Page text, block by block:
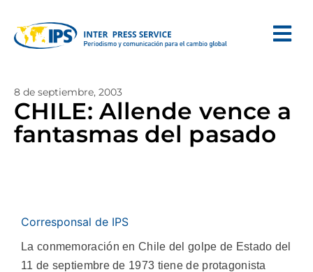
8 de septiembre, 2003
CHILE: Allende vence a
fantasmas del pasado
Corresponsal de IPS
La conmemoración en Chile del golpe de Estado del
11 de septiembre de 1973 tiene de protagonista